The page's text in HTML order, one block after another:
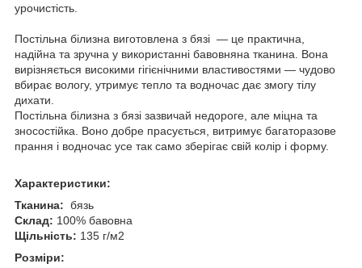
урочистість.
Постільна білизна виготовлена з бязі — це практична,
надійна та зручна у використанні бавовняна тканина. Вона
вирізняється високими гігієнічними властивостями — чудово
вбирає вологу, утримує тепло та водночас дає змогу тілу
дихати.
Постільна білизна з бязі зазвичай недороге, але міцна та
зносостійка. Воно добре прасується, витримує багаторазове
прання і водночас усе так само зберігає свій колір і форму.
Характеристики:
Тканина: бязь
Склад: 100% бавовна
Щільність: 135 г/м2
Розміри: